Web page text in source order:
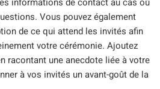
Vous pouvez également
de ce qui attend les invités afin
votre cérémonie. Ajoutez
racontant une anecdote liée à votre
à vos invités un avant-goût de la